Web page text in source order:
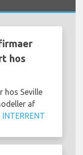
hos
hos Seville
af
INTERRENT